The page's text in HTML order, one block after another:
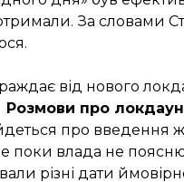
За словами
від нового
Розмови про локдаун
про
поки влада не
різні дати